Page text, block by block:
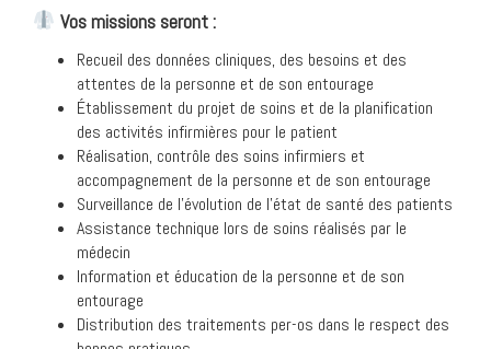
Vos missions seront :
Recueil des données cliniques, des besoins et des
attentes de la personne et de son entourage
Établissement du projet de soins et de la planification
des activités infirmières pour le patient
Réalisation, contrôle des soins infirmiers et
accompagnement de la personne et de son entourage
Surveillance de l’évolution de l’état de santé des patients
Assistance technique lors de soins réalisés par le
médecin
Information et éducation de la personne et de son
entourage
Distribution des traitements per-os dans le respect des